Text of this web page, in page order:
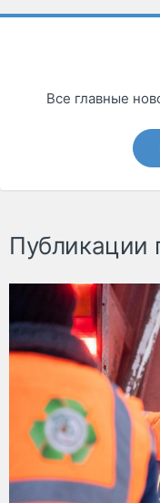
Все главные
Публикации